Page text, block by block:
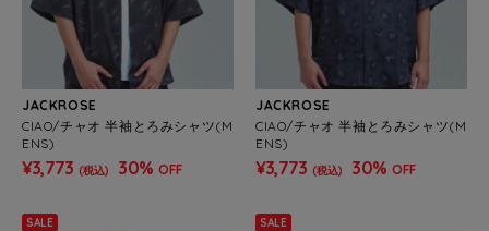
JACKROSE
CIAO/チャオ 半袖とろみシャツ(M
ENS)
¥3,773 (税込) 30% OFF
JACKROSE
CIAO/チャオ 半袖とろみシャツ(M
ENS)
¥3,773 (税込) 30% OFF
SALE SALE